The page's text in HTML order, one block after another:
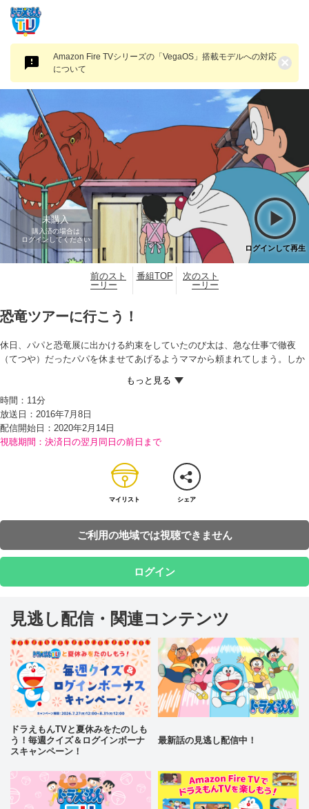
Amazon Fire TVシリーズの「VegaOS」搭載モデルへの対応
について
×
未購入
購入済の場合は
ログインしてください
ログインして再生
前のスト
ーリー
番組TOP
次のスト
ーリー
恐竜ツアーに行こう！
休日、パパと恐竜展に出かける約束をしていたのび太は、急な仕事で徹夜
（てつや）だったパパを休ませてあげるようママから頼まれてしまう。しか
かけると断られてしまった…。 帰宅したのび太が落ち込んでいると、突然の
び太の部屋にタイムホールが出現！ 案内ロボットが「オメデトウゴザイマ
ス！」と言いながら現れた。以前、ドラえもんが応募した懸賞（けんしょ
う）に当選したというのだ。その賞品は、なんと家ごとタイムスリップし、
白亜紀（はくあき）の世界を体験できるツアーだという。バリアがあるので
ず、ママや寝ているパパにはだまったまま、恐竜ツアーに行くと答えてしま
う。すると、野比家はあっという間に白亜紀にタイムスリップ！ 案内ロボッ
トが6時に迎えに来ると言って消えた後、さっそく庭に出て、外を見たのび
が…！？
時間： 11分
放送日：2016年7月8日
配信開始日： 2020年2月14日
視聴期間：決済日の翌月同日の前日まで
マイリスト シェア
ご利用の地域では視聴できません
ログイン
見逃し配信・関連コンテンツ
ドラえもんTVと夏休みをたのしも
う！毎週クイズ＆ログインボーナ
スキャンペーン！
最新話の見逃し配信中！